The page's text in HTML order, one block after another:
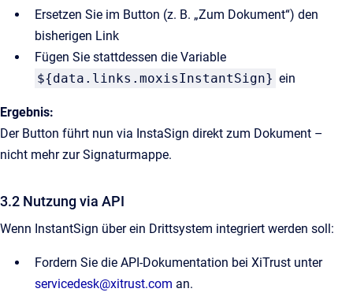
Ersetzen Sie im Button (z. B. „Zum Dokument“) den
bisherigen Link
Fügen Sie stattdessen die Variable
${data.links.moxisInstantSign} ein
Ergebnis:
Der Button führt nun via InstaSign direkt zum Dokument –
nicht mehr zur Signaturmappe.
3.2 Nutzung via API
Wenn InstantSign über ein Drittsystem integriert werden soll:
Fordern Sie die API-Dokumentation bei XiTrust unter
servicedesk@xitrust.com an.